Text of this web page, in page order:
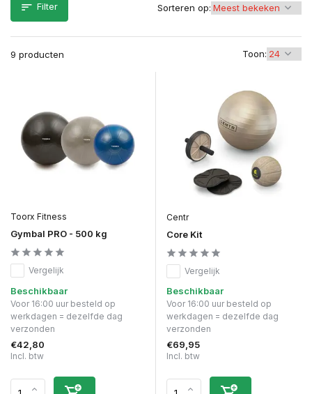
Filter
9 producten Toon:
Sorteren op:
Toorx Fitness
Gymbal PRO - 500 kg
Vergelijk
Beschikbaar
Voor 16:00 uur besteld op
werkdagen = dezelfde dag
verzonden
€42,80
Incl. btw
Centr
Core Kit
Vergelijk
Beschikbaar
Voor 16:00 uur besteld op
werkdagen = dezelfde dag
verzonden
€69,95
Incl. btw